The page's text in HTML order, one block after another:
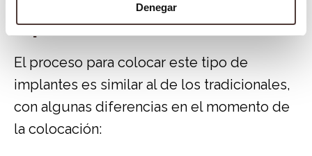
Denegar
¿Cómo es el procedimiento de
implantación?
El proceso para colocar este tipo de
implantes es similar al de los tradicionales,
con algunas diferencias en el momento de
la colocación: